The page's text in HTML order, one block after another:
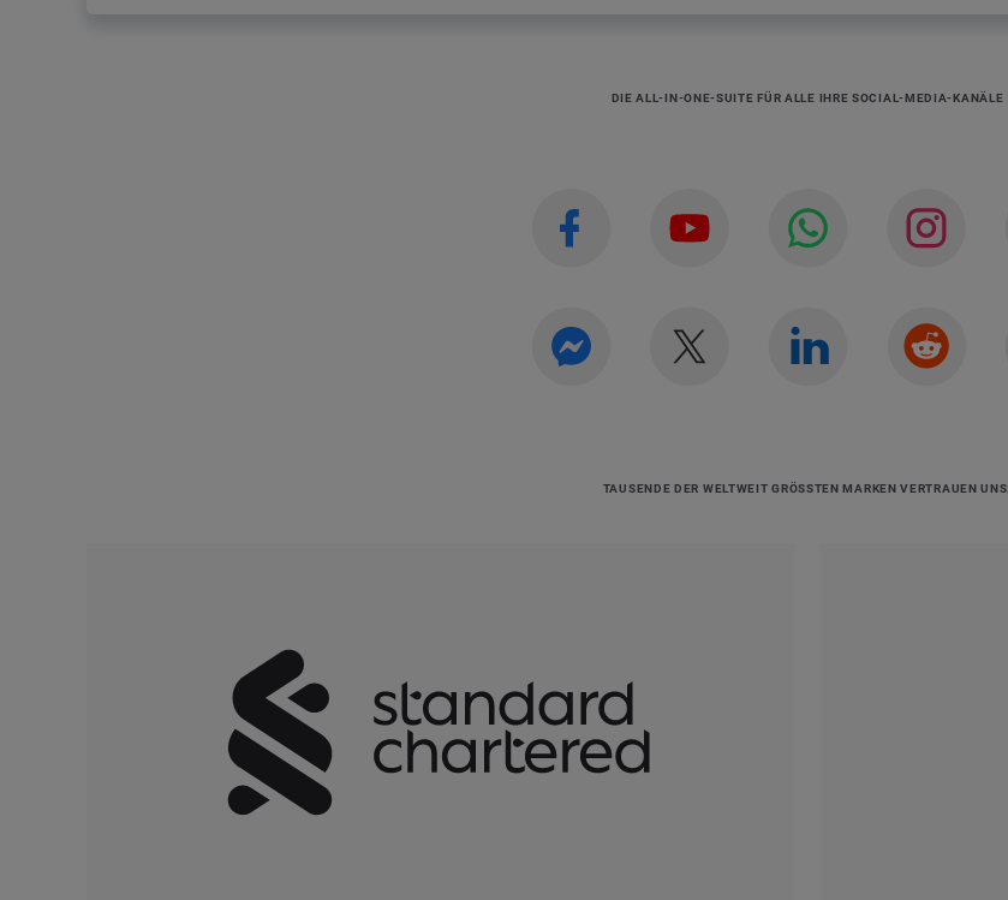
DIE ALL-IN-ONE-SUITE FÜR ALLE IHRE SOCIAL-MEDIA-KANÄLE
TAUSENDE DER WELTWEIT GRÖSSTEN MARKEN VERTRAUEN UNS: